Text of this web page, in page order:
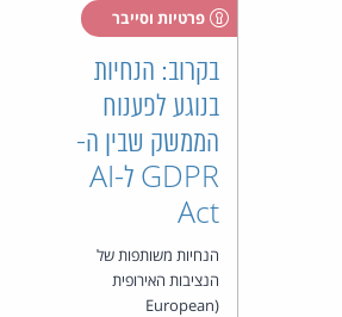
פרטיות וסייבר
בקרוב: הנחיות
בנוגע לפענוח
הממשק שבין ה-
GDPR ל-AI
Act
הנחיות משותפות של
הנציבות האירופית
(European